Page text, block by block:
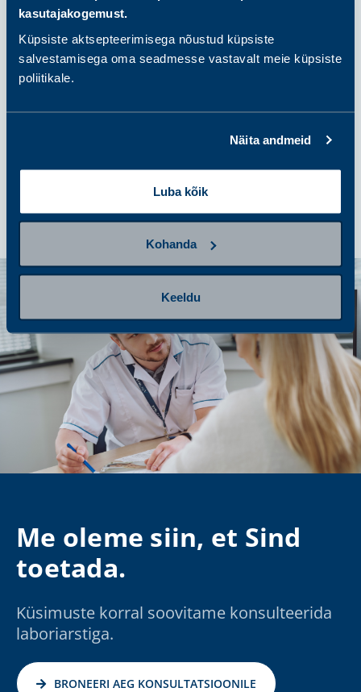
kasutajakogemust.
Küpsiste aktsepteerimisega nõustud küpsiste
salvestamisega oma seadmesse vastavalt meie küpsiste
poliitikale.
Näita andmeid
Luba kõik
Kohanda
Keeldu
samm 3
Anna proov
sammud
Me oleme siin, et Sind
toetada.
Küsimuste korral soovitame konsulteerida
laboriarstiga.
BRONEERI AEG KONSULTATSIOONILE